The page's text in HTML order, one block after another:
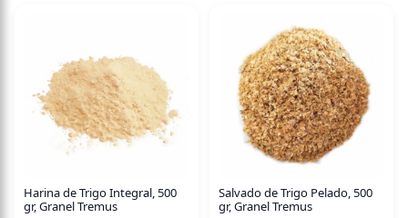
Rica en ácidos grasos esenciales, fibra y minerales.
Harina de Trigo Integral, 500
gr, Granel Tremus
Salvado de Trigo Pelado, 500
gr, Granel Tremus